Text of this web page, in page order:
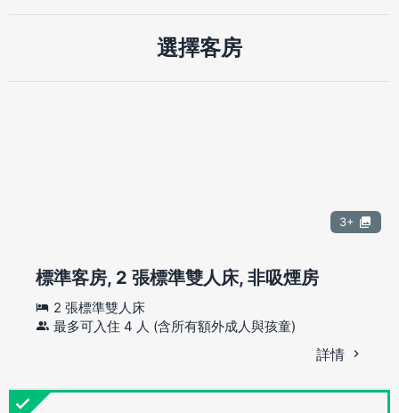
選擇客房
3+
標準客房, 2 張標準雙人床, 非吸煙房
2 張標準雙人床
最多可入住 4 人 (含所有額外成人與孩童)
詳情